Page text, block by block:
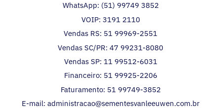
WhatsApp: (51) 99749 3852
VOIP: 3191 2110
Vendas RS: 51 99969-2551
Vendas SC/PR: 47 99231-8080
Vendas SP: 11 99512-6031
Financeiro: 51 99925-2206
Faturamento: 51 99749-3852
E-mail: administracao@sementesvanleeuwen.com.br